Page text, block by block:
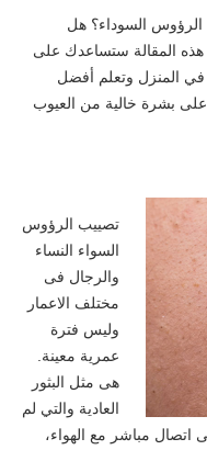
السوداء؟ هل
المقالة ستساعدك على
المنزل وتعلم أفضل
على بشرة خالية من العيوب
تصييب الرؤوس
السواء النساء
والرجال فى
مختلف الاعمار
وليس فترة
عمرية معينة.
هى مثل البثور
العادية والتي لم
اتصال مباشر مع الهواء،